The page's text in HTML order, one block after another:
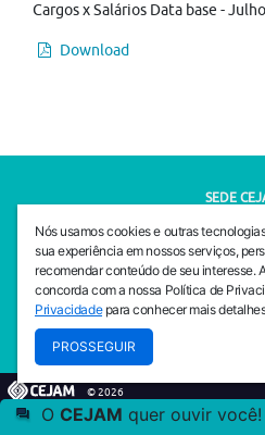
Cargos x Salários Data base -
Download
SEDE
Av. da Liberdade, 765,
(11) 3469 -
INSTITUTO
Av. da Liberdade, 765,
© 2026
Nós usamos cookies e outras
sua experiência em nossos serviços,
recomendar conteúdo de seu interesse.
concorda com a nossa Política de
Privacidadepara conhecer mais
PROSSEGUIR
O CEJAM quer ouvir você!